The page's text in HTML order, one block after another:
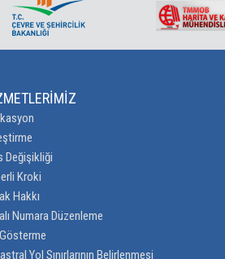
Değişikliği
Kroki
Hakkı
Numara Düzenleme
Yol Sınırlarının Belirlenmesi